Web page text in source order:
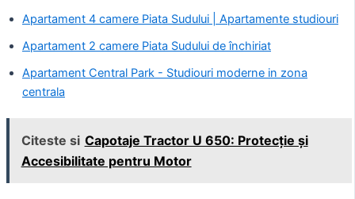
Apartament 4 camere Piata Sudului | Apartamente studiouri
Apartament 2 camere Piata Sudului de închiriat
Apartament Central Park - Studiouri moderne in zona
centrala
Citeste si Capotaje Tractor U 650: Protecție și
Accesibilitate pentru Motor